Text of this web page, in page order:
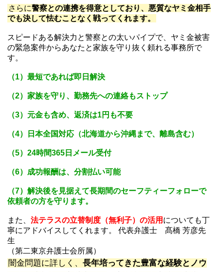
さらに警察との連携を得意としており、悪質なヤミ金相手
でも決して怯むことなく戦ってくれます。
スピードある解決力と警察との太いパイプで、ヤミ金被害
の緊急案件からあなたと家族を守り抜く頼れる事務所で
す。
（1）最短であれば即日解決
（2）家族を守り、勤務先への連絡もストップ
（3）元金も含め、返済は1円も不要
（4）日本全国対応（北海道から沖縄まで、離島含む）
（5）24時間365日メール受付
（6）成功報酬は、分割払い可能
（7）解決後を見据えて長期間のセーフティーフォローで
依頼者の方を守ります。
また、 法テラスの立替制度（無利子）の活用 についても丁
寧にアドバイスしてくれます。 代表弁護士 髙橋 芳彦先
生
（第二東京弁護士会所属）
闇金問題に詳しく、 長年培ってきた豊富な経験とノウ